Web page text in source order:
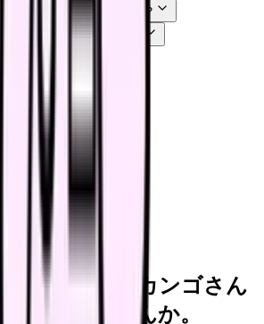
ら確認すればよいですか？
どうすればよいですか？
ことは？
不安
い
雰囲気
しいなら、カンゴさん
してみませんか。